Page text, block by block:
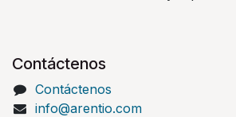
Contáctenos
Contáctenos
info@arentio.com